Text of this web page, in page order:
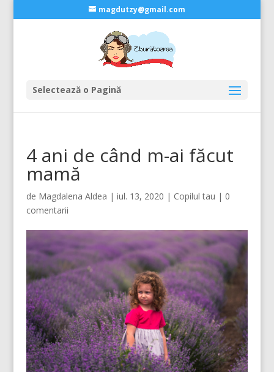
magdutzy@gmail.com
Selectează o Pagină
4 ani de când m-ai făcut
mamă
de Magdalena Aldea | iul. 13, 2020 | Copilul tau | 0
comentarii